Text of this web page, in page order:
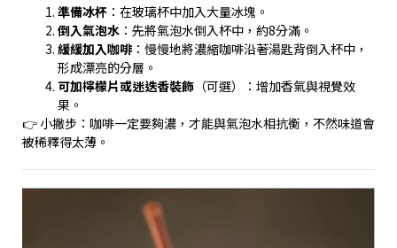
準備冰杯 ：在玻璃杯中加入大量冰塊。
倒入氣泡水 ：先將氣泡水倒入杯中，約8分滿。
緩緩加入咖啡：慢慢地將濃縮咖啡沿著湯匙背倒入杯中，
形成漂亮的分層。
可加檸檬片或迷迭香裝飾 （可選）：增加香氣與視覺效
果。
👉 小撇步：咖啡一定要夠濃，才能與氣泡水相抗衡，不然味道會
被稀釋得太薄。